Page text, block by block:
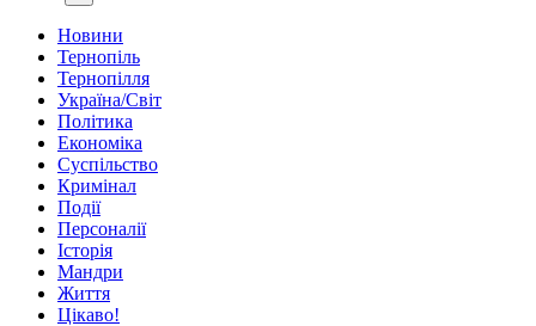
Новини
Тернопіль
Тернопілля
Україна/Світ
Політика
Економіка
Суспільство
Кримінал
Події
Персоналії
Історія
Мандри
Життя
Цікаво!